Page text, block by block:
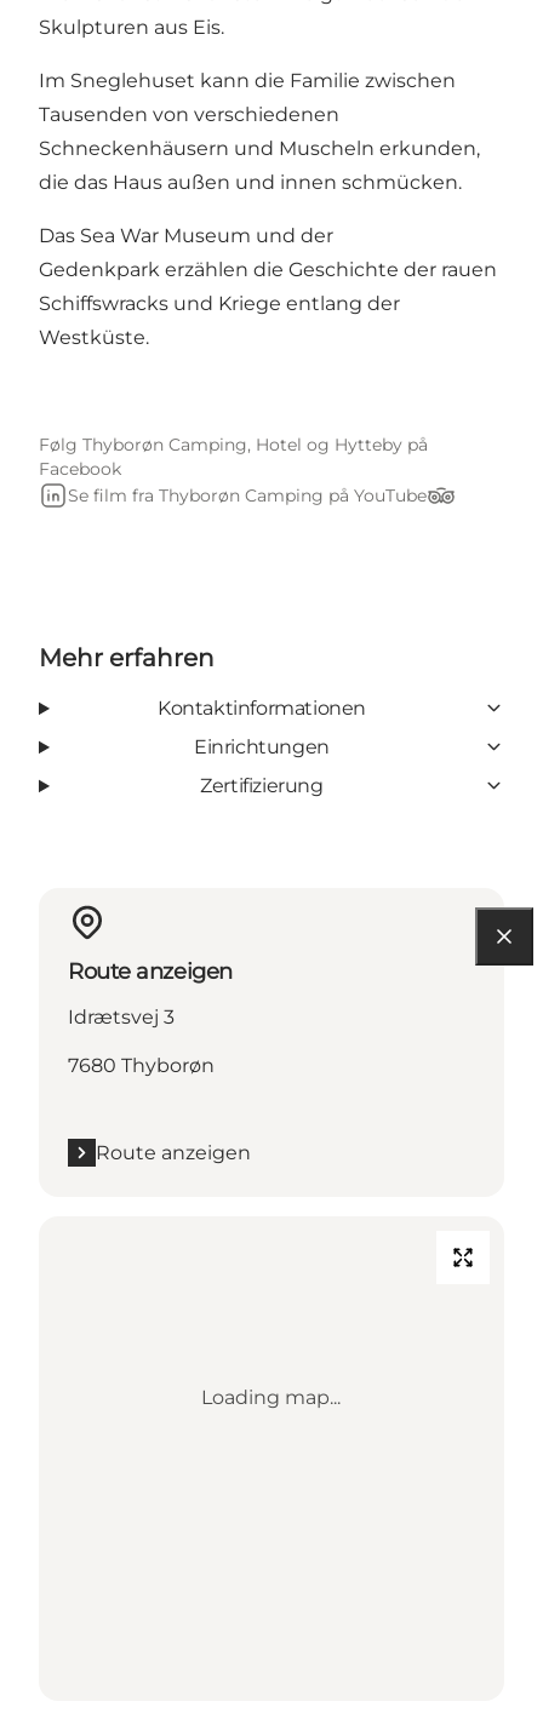
Skulpturen aus Eis.
Im Sneglehuset kann die Familie zwischen
Tausenden von verschiedenen
Schneckenhäusern und Muscheln erkunden,
die das Haus außen und innen schmücken.
Das Sea War Museum und der
Gedenkpark erzählen die Geschichte der rauen
Schiffswracks und Kriege entlang der
Westküste.
Følg Thyborøn Camping, Hotel og Hytteby på
Facebook
LinkedIn
Se film fra Thyborøn Camping på YouTube
TripAdvisor
Mehr erfahren
Kontaktinformationen
Einrichtungen
Zertifizierung
Route anzeigen
Idrætsvej 3
7680 Thyborøn
Route anzeigen
Loading map...